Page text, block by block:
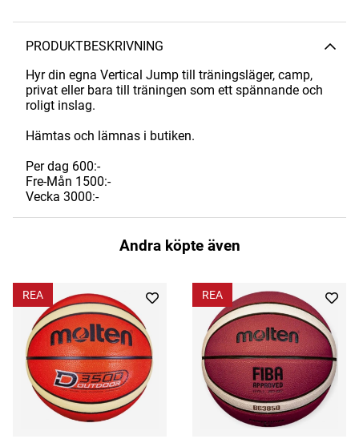
PRODUKTBESKRIVNING
Hyr din egna Vertical Jump till träningsläger, camp,
privat eller bara till träningen som ett spännande och
roligt inslag.
Hämtas och lämnas i butiken.
Per dag 600:-
Fre-Mån 1500:-
Vecka 3000:-
Andra köpte även
REA REA